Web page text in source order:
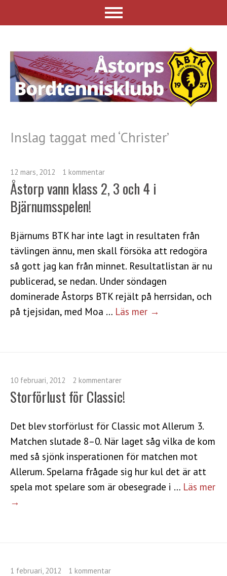
Inslag taggat med ‘Christer’
12 mars, 2012 1 kommentar
Åstorp vann klass 2, 3 och 4 i
Bjärnumsspelen!
Bjärnums BTK har inte lagt in resultaten från
tävlingen ännu, men skall försöka att redogöra
så gott jag kan från minnet. Resultatlistan är nu
publicerad, se nedan. Under söndagen
dominerade Åstorps BTK rejält på herrsidan, och
på tjejsidan, med Moa … Läs mer →
10 februari, 2012 2 kommentarer
Storförlust för Classic!
Det blev storförlust för Classic mot Allerum 3.
Matchen slutade 8–0. När laget såg vilka de kom
med så sjönk insperationen för matchen mot
Allerum. Spelarna frågade sig hur kul det är att
spela mot spelare som är obesegrade i … Läs mer
→
1 februari, 2012 1 kommentar